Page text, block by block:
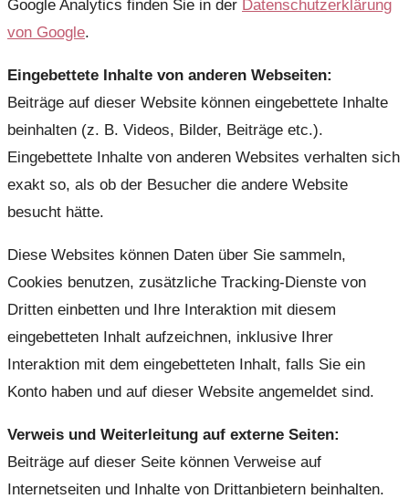
Google Analytics finden Sie in der Datenschutzerklärung
von Google.
Eingebettete Inhalte von anderen Webseiten:
Beiträge auf dieser Website können eingebettete Inhalte
beinhalten (z. B. Videos, Bilder, Beiträge etc.).
Eingebettete Inhalte von anderen Websites verhalten sich
exakt so, als ob der Besucher die andere Website
besucht hätte.
Diese Websites können Daten über Sie sammeln,
Cookies benutzen, zusätzliche Tracking-Dienste von
Dritten einbetten und Ihre Interaktion mit diesem
eingebetteten Inhalt aufzeichnen, inklusive Ihrer
Interaktion mit dem eingebetteten Inhalt, falls Sie ein
Konto haben und auf dieser Website angemeldet sind.
Verweis und Weiterleitung auf externe Seiten:
Beiträge auf dieser Seite können Verweise auf
Internetseiten und Inhalte von Drittanbietern beinhalten.